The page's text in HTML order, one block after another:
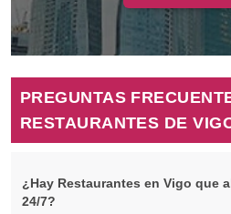
PREGUNTAS
RESTAURANTES DE
¿Hay Restaurantes en Vigo que
24/7?